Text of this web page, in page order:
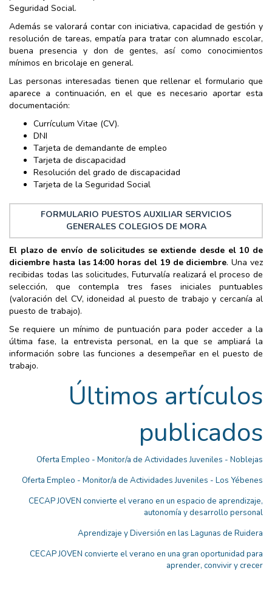
Seguridad Social.
Además se valorará contar con iniciativa, capacidad de gestión y
resolución de tareas, empatía para tratar con alumnado escolar,
buena presencia y don de gentes, así como conocimientos
mínimos en bricolaje en general.
Las personas interesadas tienen que rellenar el formulario que
aparece a continuación, en el que es necesario aportar esta
documentación:
Currículum Vitae (CV).
DNI
Tarjeta de demandante de empleo
Tarjeta de discapacidad
Resolución del grado de discapacidad
Tarjeta de la Seguridad Social
FORMULARIO PUESTOS AUXILIAR SERVICIOS
GENERALES COLEGIOS DE MORA
El plazo de envío de solicitudes se extiende desde el 10 de
diciembre hasta las 14:00 horas del 19 de diciembre. Una vez
recibidas todas las solicitudes, Futurvalía realizará el proceso de
selección, que contempla tres fases iniciales puntuables
(valoración del CV, idoneidad al puesto de trabajo y cercanía al
puesto de trabajo).
Se requiere un mínimo de puntuación para poder acceder a la
última fase, la entrevista personal, en la que se ampliará la
información sobre las funciones a desempeñar en el puesto de
trabajo.
Últimos artículos
publicados
Oferta Empleo - Monitor/a de Actividades Juveniles - Noblejas
Oferta Empleo - Monitor/a de Actividades Juveniles - Los Yébenes
CECAP JOVEN convierte el verano en un espacio de aprendizaje,
autonomía y desarrollo personal
Aprendizaje y Diversión en las Lagunas de Ruidera
CECAP JOVEN convierte el verano en una gran oportunidad para
aprender, convivir y crecer